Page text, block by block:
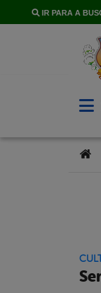
IR PARA A